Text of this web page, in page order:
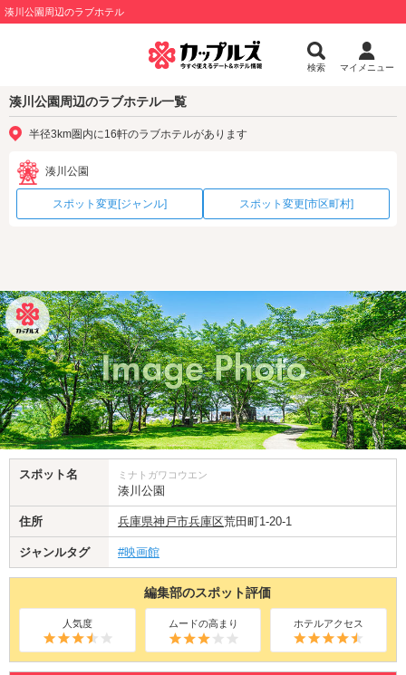
湊川公園周辺のラブホテル
検索 マイメニュー
湊川公園周辺のラブホテル一覧
半径3km圏内に16軒のラブホテルがあります
湊川公園
スポット変更[ジャンル] スポット変更[市区町村]
スポット名 ミナトガワコウエン
湊川公園
住所 兵庫県神戸市兵庫区荒田町1-20-1
ジャンルタグ #映画館
編集部のスポット評価
人気度 ムードの高まり ホテルアクセス